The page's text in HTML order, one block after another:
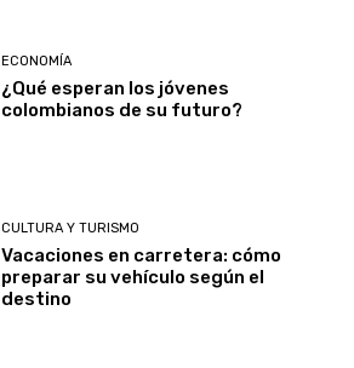
ECONOMÍA
¿Qué esperan los jóvenes
colombianos de su futuro?
CULTURA Y TURISMO
Vacaciones en carretera: cómo
preparar su vehículo según el
destino